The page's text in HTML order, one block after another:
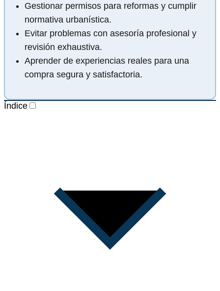
Gestionar permisos para reformas y cumplir
normativa urbanística.
Evitar problemas con asesoría profesional y
revisión exhaustiva.
Aprender de experiencias reales para una
compra segura y satisfactoria.
Índice